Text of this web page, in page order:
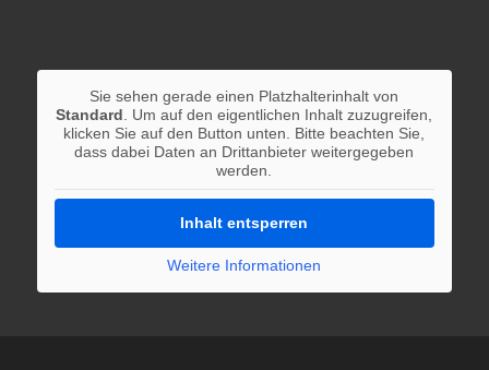
Sie sehen gerade einen Platzhalterinhalt von
Standard . Um auf den eigentlichen Inhalt zuzugreifen,
klicken Sie auf den Button unten. Bitte beachten Sie,
dass dabei Daten an Drittanbieter weitergegeben
werden.
Inhalt entsperren
Weitere Informationen